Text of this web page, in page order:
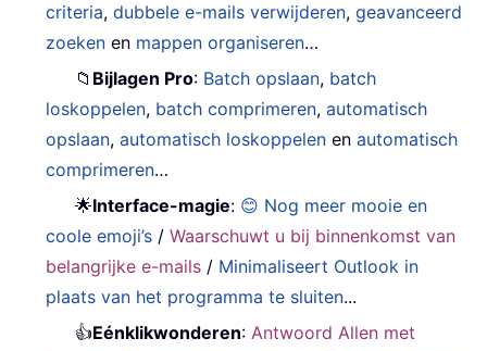
criteria,dubbele e-mails verwijderen,geavanceerd
zoeken en mappen organiseren…
📁 Bijlagen Pro: Batch opslaan, batch
loskoppelen, batch comprimeren,automatisch
opslaan,automatisch loskoppelen enautomatisch
comprimeren…
🌟Interface-magie: 😊 Nog meer mooie en
coole emoji’s /Waarschuwt u bij binnenkomst van
belangrijke e-mails / Minimaliseert Outlook in
plaats van het programma te sluiten...
👍Eénklikwonderen:Antwoord Allen met